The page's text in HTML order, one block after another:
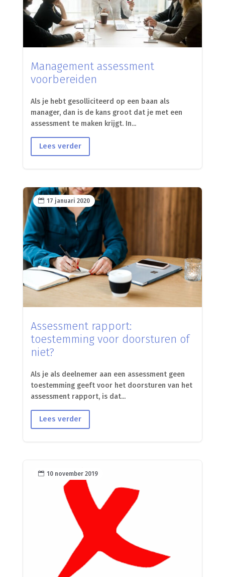
Management assessment
voorbereiden
Als je hebt gesolliciteerd op een baan als
manager, dan is de kans groot dat je met een
assessment te maken krijgt. In...
Lees verder
Assessment rapport:
toestemming voor doorsturen of
niet?
Als je als deelnemer aan een assessment geen
toestemming geeft voor het doorsturen van het
assessment rapport, is dat...
Lees verder
 17 januari 2020
 10 november 2019